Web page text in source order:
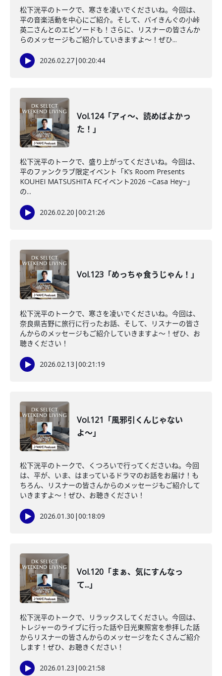
松下洸平のトークで、寒さを凌いでくださいね。今回は、
平の音楽活動を中心にご紹介。そして、バイきんぐの小峠
英二さんとのエピソードも！さらに、リスナーの皆さんか
らのメッセージもご紹介していきますよ〜！ぜひ...
2026.02.27|00:20:44
Vol.124「アィ〜、読めばよかっ
た！」
松下洸平のトークで、盛り上がってくださいね。今回は、
平のファンクラブ限定イベント「K’s Room Presents
KOUHEI MATSUSHITA FCイベント2026 ~Casa Hey~」
の...
2026.02.20 |00:21:26
Vol.123「めっちゃ食うじゃん！」
松下洸平のトークで、寒さを凌いでくださいね。今回は、
奈良県吉野に旅行に行ったお話、そして、リスナーの皆さ
んからのメッセージもご紹介していきますよ〜！ぜひ、お
聴きください！
2026.02.13 |00:21:19
Vol.121「風邪引くんじゃない
よ〜」
松下洸平のトークで、くつろいで行ってくださいね。今回
は、平が、いま、はまっているドラマのお話をお届け！も
ちろん、リスナーの皆さんからのメッセージもご紹介して
いきますよ〜！ぜひ、お聴きください！
2026.01.30 |00:18:09
Vol.120「まぁ、気にすんなっ
て...」
松下洸平のトークで、リラックスしてください。今回は、
トレジャーのライブに行った話や日光東照宮を参拝した話
からリスナーの皆さんからのメッセージをたくさんご紹介
します！ぜひ、お聴きください！
2026.01.23 |00:21:58